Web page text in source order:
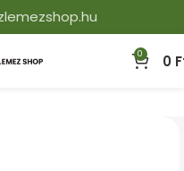
0 0